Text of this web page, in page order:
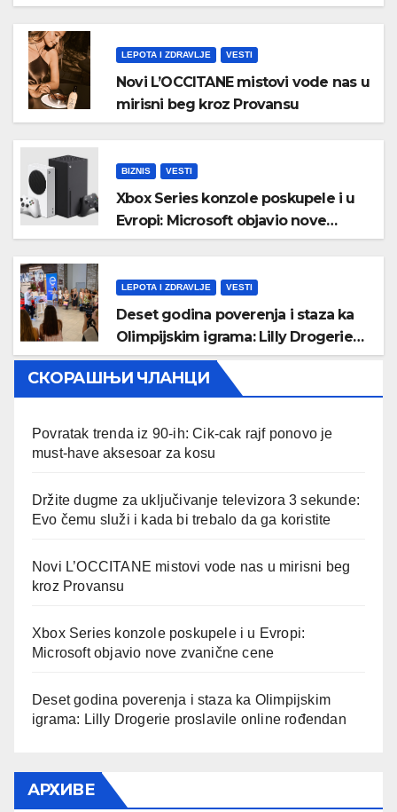
služi i kada bi trebalo da ga koristite
LEPOTA I ZDRAVLJE VESTI
Novi L’OCCITANE mistovi vode nas u
mirisni beg kroz Provansu
BIZNIS VESTI
Xbox Series konzole poskupele i u
Evropi: Microsoft objavio nove
zvanične cene
LEPOTA I ZDRAVLJE VESTI
Deset godina poverenja i staza ka
Olimpijskim igrama: Lilly Drogerie
proslavile online rođendan
СКОРАШЊИ ЧЛАНЦИ
Povratak trenda iz 90-ih: Cik-cak rajf ponovo je
must-have aksesoar za kosu
Držite dugme za uključivanje televizora 3 sekunde:
Evo čemu služi i kada bi trebalo da ga koristite
Novi L’OCCITANE mistovi vode nas u mirisni beg
kroz Provansu
Xbox Series konzole poskupele i u Evropi:
Microsoft objavio nove zvanične cene
Deset godina poverenja i staza ka Olimpijskim
igrama: Lilly Drogerie proslavile online rođendan
АРХИВЕ